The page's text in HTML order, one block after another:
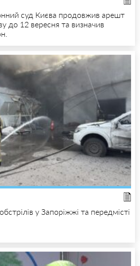
суд Києва продовжив арешт
до 12 вересня та визначив
у Запоріжжі та передмісті